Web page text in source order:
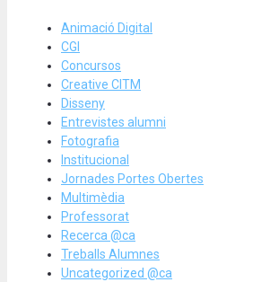
Animació Digital
CGI
Concursos
Creative CITM
Disseny
Entrevistes alumni
Fotografia
Institucional
Jornades Portes Obertes
Multimèdia
Professorat
Recerca @ca
Treballs Alumnes
Uncategorized @ca